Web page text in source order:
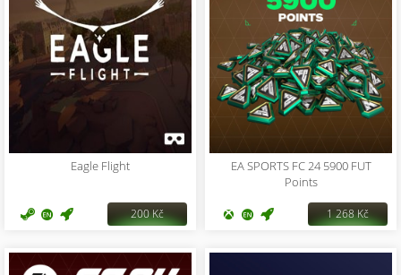
Eagle Flight
200 Kč
EA SPORTS FC 24 5900 FUT
Points
1 268 Kč